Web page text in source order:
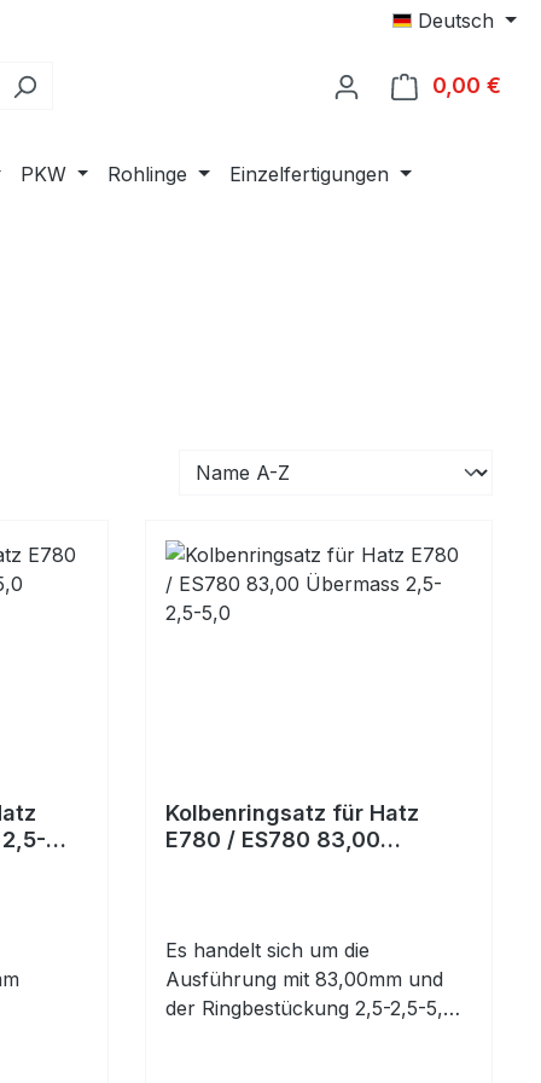
Deutsch
0,00 €
PKW Rohlinge Einzelfertigungen
Kolbenringsatz für Hatz
E780 / ES780 83,00
Es handelt sich um die
Ausführung mit 83,00mm und
der Ringbestückung 2,5-2,5-5,0.